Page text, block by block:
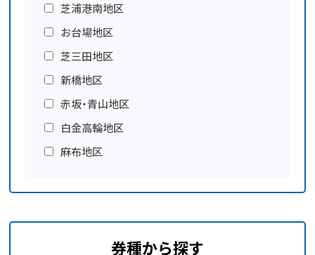
芝浦港南地区
お台場地区
芝三田地区
新橋地区
赤坂・青山地区
白金高輪地区
麻布地区
券種から探す